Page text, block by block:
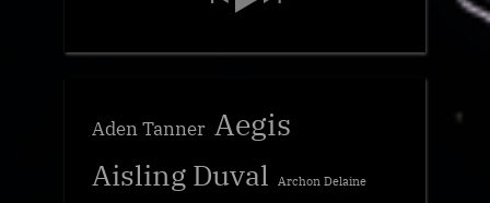
Aden Tanner Aegis
Aisling Duval Archon Delaine